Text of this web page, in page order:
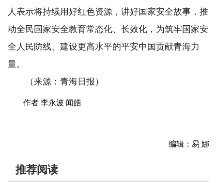
人表示将持续用好红色资源，讲好国家安全故事，推
动全民国家安全教育常态化、长效化，为筑牢国家安
全人民防线、建设更高水平的平安中国贡献青海力
量。
（来源：青海日报）
作者 李永波 闻皓
编辑：易 娜
推荐阅读